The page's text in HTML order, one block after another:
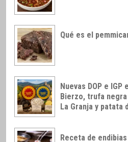
Qué es el
Nuevas DOP e IGP
Bierzo, trufa
La Granja y patata
Receta de